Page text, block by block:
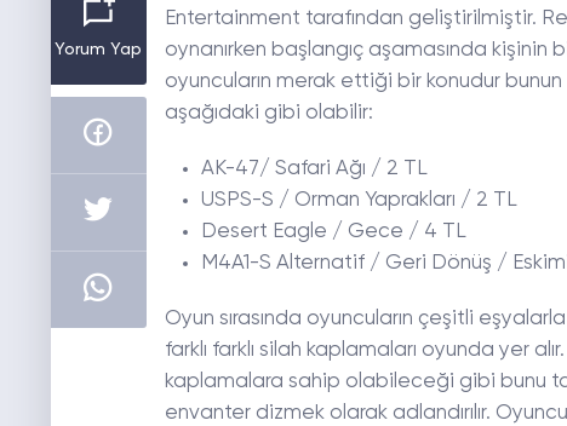
Yorum Yap
Entertainment tarafından geliştirilmiştir.
oynanırken başlangıç aşamasında kişinin
oyuncuların merak ettiği bir konudur
aşağıdaki gibi olabilir:
AK-47/ Safari Ağı / 2 TL
USPS-S / Orman Yaprakları / 2 TL
Desert Eagle / Gece / 4 TL
M4A1-S Alternatif / Geri Dönüş /
Oyun sırasında oyuncuların çeşitli
farklı farklı silah kaplamaları oyunda yer
kaplamalara sahip olabileceği gibi bunu
envanter dizmek olarak adlandırılır.